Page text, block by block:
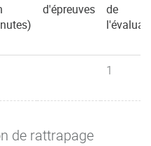
d'épreuves
de
1
de rattrapage